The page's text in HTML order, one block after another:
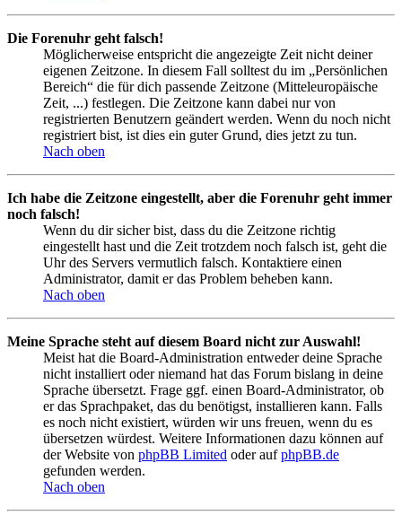
Die Forenuhr geht falsch!
Möglicherweise entspricht die angezeigte Zeit nicht deiner
eigenen Zeitzone. In diesem Fall solltest du im „Persönlichen
Bereich“ die für dich passende Zeitzone (Mitteleuropäische
Zeit, ...) festlegen. Die Zeitzone kann dabei nur von
registrierten Benutzern geändert werden. Wenn du noch nicht
registriert bist, ist dies ein guter Grund, dies jetzt zu tun.
Nach oben
Ich habe die Zeitzone eingestellt, aber die Forenuhr geht immer
noch falsch!
Wenn du dir sicher bist, dass du die Zeitzone richtig
eingestellt hast und die Zeit trotzdem noch falsch ist, geht die
Uhr des Servers vermutlich falsch. Kontaktiere einen
Administrator, damit er das Problem beheben kann.
Nach oben
Meine Sprache steht auf diesem Board nicht zur Auswahl!
Meist hat die Board-Administration entweder deine Sprache
nicht installiert oder niemand hat das Forum bislang in deine
Sprache übersetzt. Frage ggf. einen Board-Administrator, ob
er das Sprachpaket, das du benötigst, installieren kann. Falls
es noch nicht existiert, würden wir uns freuen, wenn du es
übersetzen würdest. Weitere Informationen dazu können auf
der Website von phpBB Limited oder aufphpBB.de
gefunden werden.
Nach oben